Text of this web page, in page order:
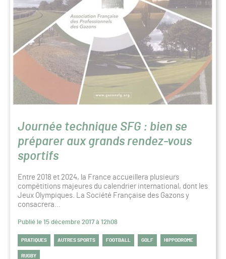
Journée technique SFG : bien se
préparer aux grands rendez-vous
sportifs
Entre 2018 et 2024, la France accueillera plusieurs
compétitions majeures du calendrier international, dont les
Jeux Olympiques. La Société Française des Gazons y
consacrera…
Publié le 15 décembre 2017 à 12h08
PRATIQUES AUTRES SPORTS FOOTBALL GOLF HIPPODROME
RUGBY